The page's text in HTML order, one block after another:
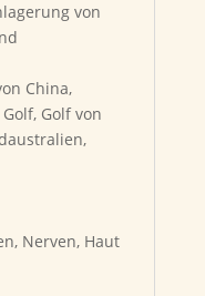
von
China,
Golf von
Nerven, Haut